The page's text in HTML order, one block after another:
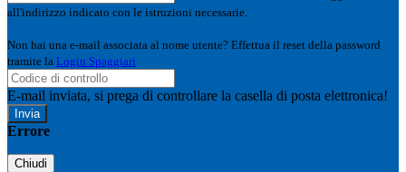
all'indirizzo indicato con le istruzioni necessarie.
Non hai una e-mail associata al nome utente? Effettua il reset della password
tramite la Login Spaggiari
E-mail inviata, si prega di controllare la casella di posta elettronica!
Errore
Chiudi